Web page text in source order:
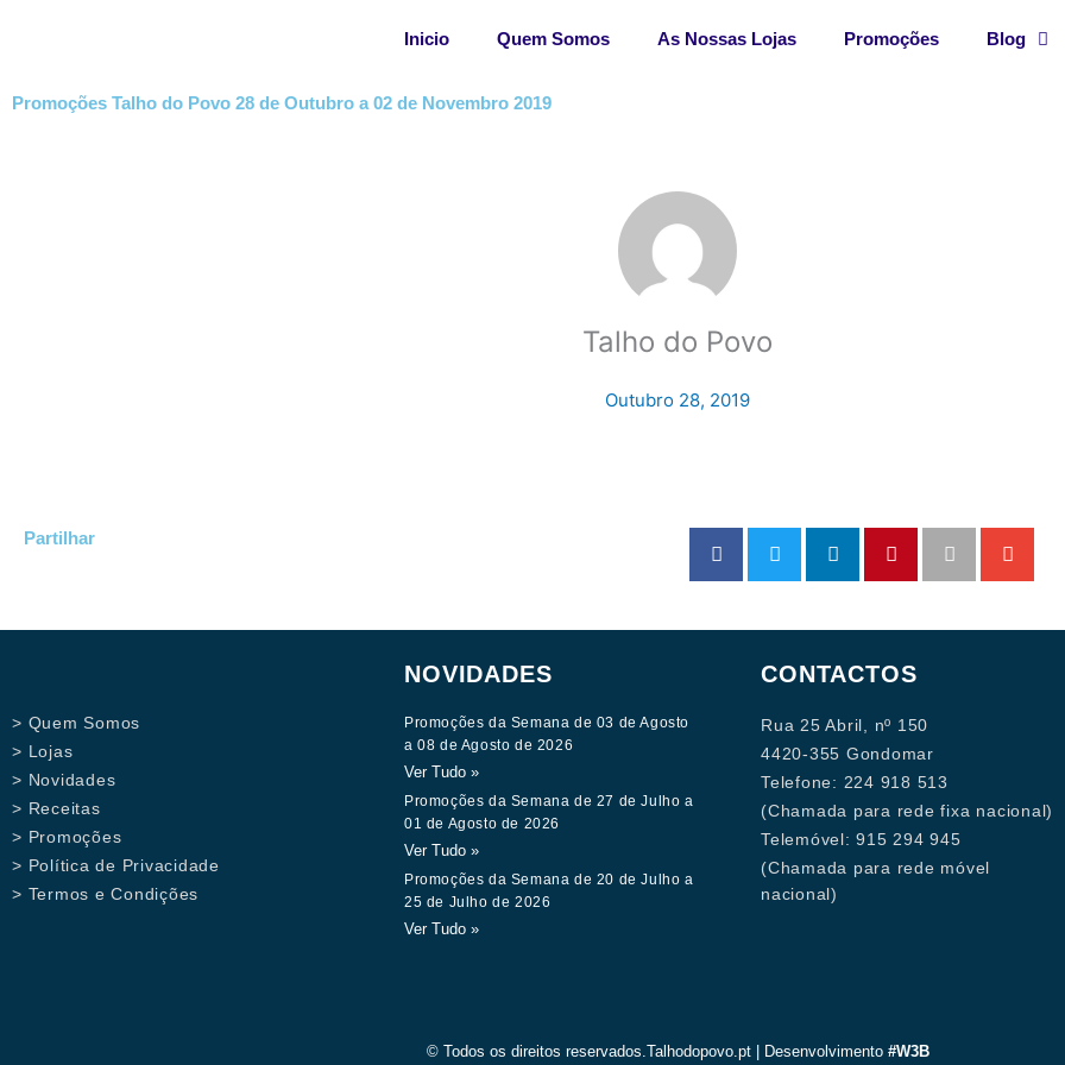
Inicio Quem Somos As Nossas Lojas Promoções Blog
Promoções Talho do Povo 28 de Outubro a 02 de Novembro 2019
Talho do Povo
Outubro 28, 2019
Partilhar
> Quem Somos
> Lojas
> Novidades
> Receitas
> Promoções
> Política de Privacidade
> Termos e Condições
NOVIDADES
Promoções da Semana de 03 de Agosto
a 08 de Agosto de 2026
Ver Tudo »
Promoções da Semana de 27 de Julho a
01 de Agosto de 2026
Ver Tudo »
Promoções da Semana de 20 de Julho a
25 de Julho de 2026
Ver Tudo »
CONTACTOS
Rua 25 Abril, nº 150
4420-355 Gondomar
Telefone: 224 918 513
(Chamada para rede fixa nacional)
Telemóvel: 915 294 945
(Chamada para rede móvel
nacional)
© Todos os direitos reservados.Talhodopovo.pt | Desenvolvimento #W3B